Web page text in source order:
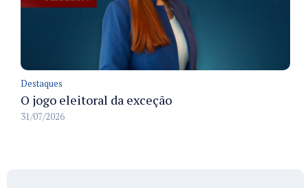
Destaques
O jogo eleitoral da exceção
31/07/2026